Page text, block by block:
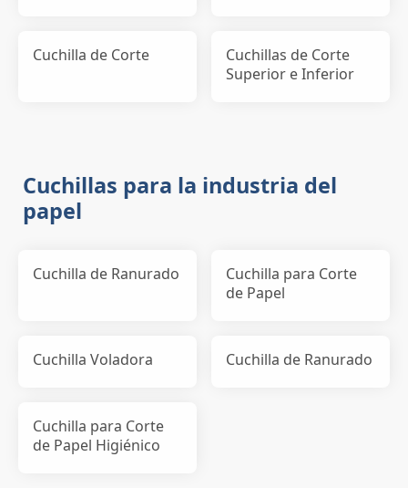
Cuchilla de Corte
Cuchillas de Corte
Superior e Inferior
Cuchillas para la industria del
papel
Cuchilla de Ranurado
Cuchilla para Corte
de Papel
Cuchilla Voladora Cuchilla de Ranurado
Cuchilla para Corte
de Papel Higiénico